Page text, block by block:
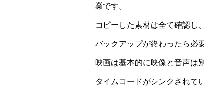
業です。
コピーした素材は全て確認し
バックアップが終わったら必
映画は基本的に映像と音声は
タイムコードがシンクされて